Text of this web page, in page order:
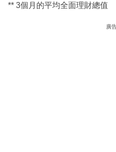
** 3個月的平均全面理財總值
廣